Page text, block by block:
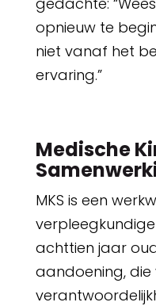
opnieuw te
niet vanaf het
ervaring.”
Medische
MKS is een
achttien jaar
aandoening,